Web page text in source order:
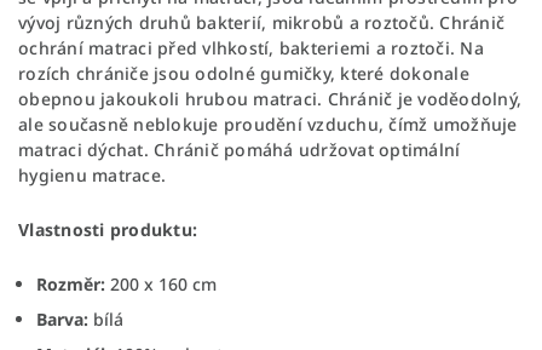
vývoj různých druhů bakterií, mikrobů a roztočů. Chránič
ochrání matraci před vlhkostí, bakteriemi a roztoči. Na
rozích chrániče jsou odolné gumičky, které dokonale
obepnou jakoukoli hrubou matraci. Chránič je voděodolný,
ale současně neblokuje proudění vzduchu, čímž umožňuje
matraci dýchat. Chránič pomáhá udržovat optimální
hygienu matrace.
Vlastnosti produktu:
Rozměr: 200 x 160 cm
Barva: bílá